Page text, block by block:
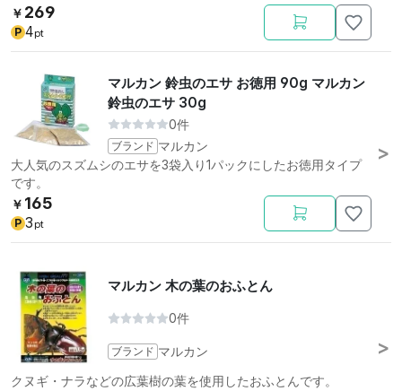
￥ 269
P 4pt
マルカン 鈴虫のエサ お徳用 90g マルカン
鈴虫のエサ 30g
0件
ブランド マルカン
大人気のスズムシのエサを3袋入り1パックにしたお徳用タイプ
です。
￥ 165
P 3 pt
マルカン 木の葉のおふとん
0件
ブランド マルカン
クヌギ・ナラなどの広葉樹の葉を使用したおふとんです。